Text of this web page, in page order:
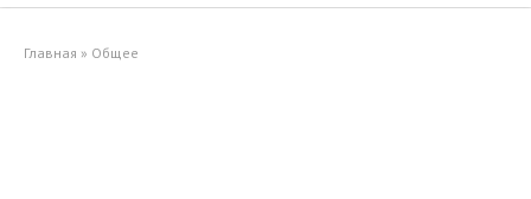
Главная » Общее